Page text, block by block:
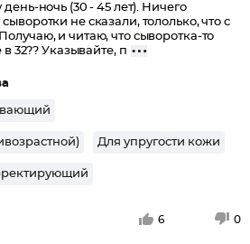
ночь (30 - 45 лет). Ничего
не сказали, тололько, что с
и читаю, что сыворотка-то
32?? Указывайте, п
Для упругости кожи
6 0